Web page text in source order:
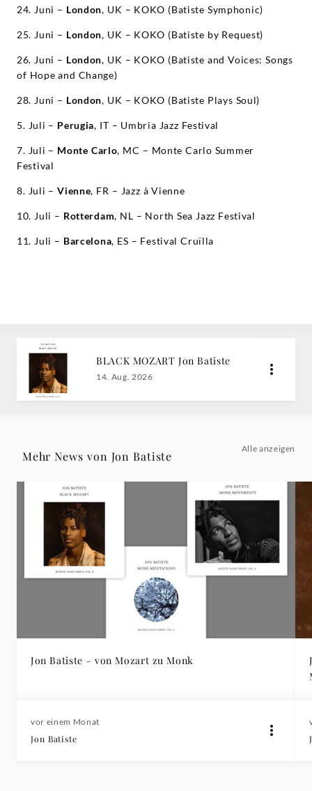
24. Juni – London, UK – KOKO (Batiste Symphonic)
25. Juni – London, UK – KOKO (Batiste by Request)
26. Juni – London, UK – KOKO (Batiste and Voices: Songs
of Hope and Change)
28. Juni – London, UK – KOKO (Batiste Plays Soul)
5. Juli – Perugia, IT – Umbria Jazz Festival
7. Juli – Monte Carlo, MC – Monte Carlo Summer
Festival
8. Juli –Vienne, FR – Jazz à Vienne
10. Juli – Rotterdam, NL – North Sea Jazz Festival
11. Juli – Barcelona, ES – Festival Cruïlla
BLACK MOZART Jon Batiste
14. Aug. 2026
Mehr News von Jon Batiste
Alle anzeigen
Jon Batiste – von Mozart zu Monk
vor einem Monat
Jon Batiste